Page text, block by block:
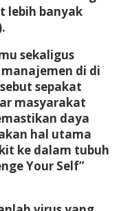
lebih banyak
sekaligus
di di
sepakat
masyarakat
daya
hal utama
ke dalam tubuh
Your Self”